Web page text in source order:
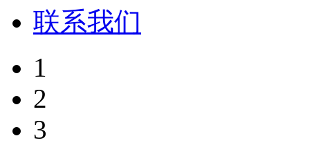
联系我们
1
2
3